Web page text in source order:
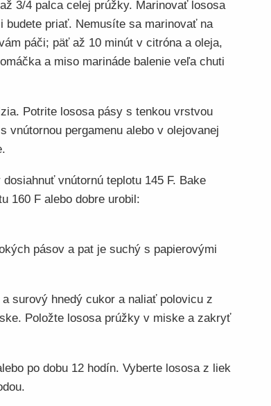
3/4 palca celej prúžky. Marinovať lososa
priať. Nemusíte sa marinovať na
páči; päť až 10 minút v citróna a oleja,
a miso marináde balenie veľa chuti
Potrite lososa pásy s tenkou vrstvou
vnútornou pergamenu alebo v olejovanej
vnútornú teplotu 145 F. Bake
160 F alebo dobre urobil:
pásov a pat je suchý s papierovými
surový hnedý cukor a naliať polovicu z
Položte lososa prúžky v miske a zakryť
po dobu 12 hodín. Vyberte lososa z liek